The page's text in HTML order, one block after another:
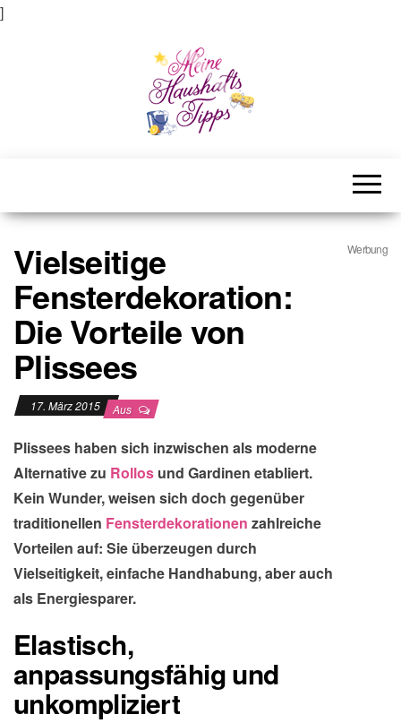
]
Vielseitige
Fensterdekoration:
Die Vorteile von
Plissees
Werbung
17. März 2015 Aus
Plissees haben sich inzwischen als moderne
Alternative zu Rollos und Gardinen etabliert.
Kein Wunder, weisen sich doch gegenüber
traditionellen Fensterdekorationen zahlreiche
Vorteilen auf: Sie überzeugen durch
Vielseitigkeit, einfache Handhabung, aber auch
als Energiesparer.
Elastisch,
anpassungsfähig und
unkompliziert